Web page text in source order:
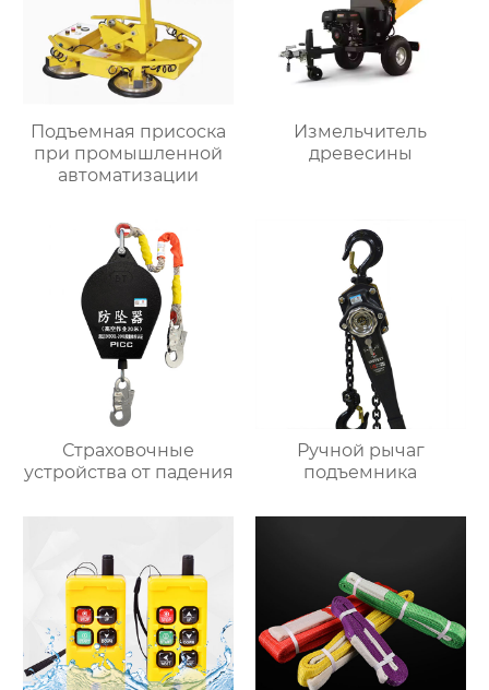
Подъемная присоска
при промышленной
автоматизации
Измельчитель
древесины
Страховочные
устройства от падения
Ручной рычаг
подъемника